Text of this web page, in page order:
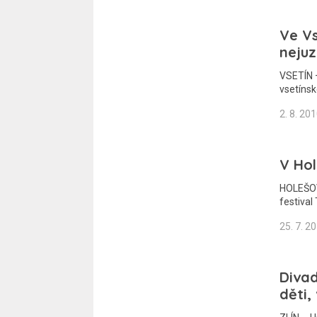
Ve
2. 8.
V
festival
25. 7.
děti,